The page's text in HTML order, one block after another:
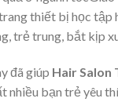
thiết bị học tập
trẻ trung, bắt kịp
đã giúp Hair Salon
nhiều bạn trẻ yêu